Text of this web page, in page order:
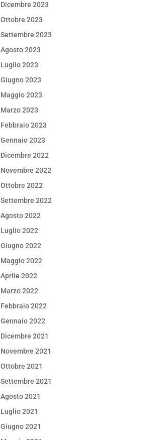
Dicembre 2023
Ottobre 2023
Settembre 2023
Agosto 2023
Luglio 2023
Giugno 2023
Maggio 2023
Marzo 2023
Febbraio 2023
Gennaio 2023
Dicembre 2022
Novembre 2022
Ottobre 2022
Settembre 2022
Agosto 2022
Luglio 2022
Giugno 2022
Maggio 2022
Aprile 2022
Marzo 2022
Febbraio 2022
Gennaio 2022
Dicembre 2021
Novembre 2021
Ottobre 2021
Settembre 2021
Agosto 2021
Luglio 2021
Giugno 2021